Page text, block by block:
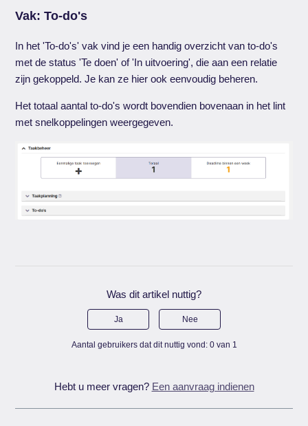
Vak: To-do's
In het 'To-do's' vak vind je een handig overzicht van to-do's
met de status 'Te doen' of 'In uitvoering', die aan een relatie
zijn gekoppeld. Je kan ze hier ook eenvoudig beheren.
Het totaal aantal to-do's wordt bovendien bovenaan in het lint
met snelkoppelingen weergegeven.
Was dit artikel nuttig?
Ja Nee
Aantal gebruikers dat dit nuttig vond: 0 van 1
Hebt u meer vragen? Een aanvraag indienen